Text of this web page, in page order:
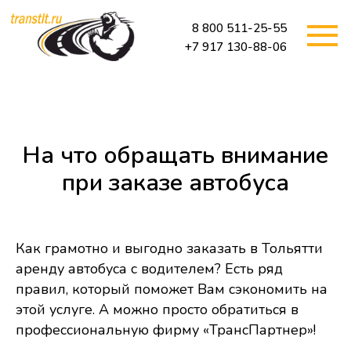
+7 917 130-88-06
На что обращать внимание
при заказе автобуса
Как грамотно и выгодно заказать в Тольятти
аренду автобуса с водителем? Есть ряд
правил, который поможет Вам сэкономить на
этой услуге. А можно просто обратиться в
профессиональную фирму «ТрансПартнер»!